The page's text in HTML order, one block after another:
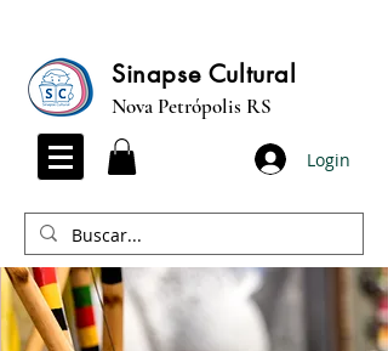
Sinapse Cultural
Nova Petrópolis RS
Login